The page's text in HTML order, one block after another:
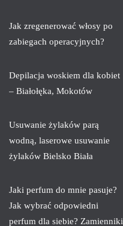
Jak zregenerować włosy po
zabiegach operacyjnych?
Depilacja woskiem dla kobiet
– Białołęka, Mokotów
Usuwanie żylaków parą
wodną, laserowe usuwanie
żylaków Bielsko Biała
Jaki perfum do mnie pasuje?
Jak wybrać odpowiedni
perfum dla siebie? Zamienniki